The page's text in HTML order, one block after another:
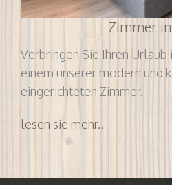
Zimmer
Verbringen Sie Ihren Urlaub
einem unserer modern und
eingerichteten Zimmer.
lesen sie mehr..